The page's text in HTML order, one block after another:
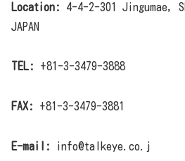
Location: 4-4-2-301 Jingumae,
JAPAN
TEL: +81-3-3479-3888
FAX: +81-3-3479-3881
E-mail: info@talkeye.co.j